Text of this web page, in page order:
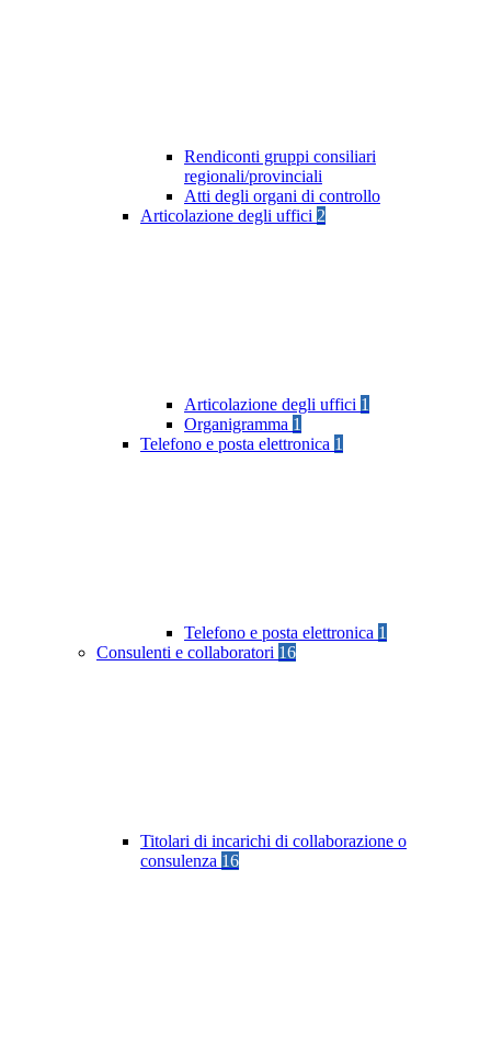
Rendiconti gruppi consiliari
regionali/provinciali
Atti degli organi di controllo
Articolazione degli uffici 2
Articolazione degli uffici 1
Organigramma 1
Telefono e posta elettronica 1
Telefono e posta elettronica 1
Consulenti e collaboratori 16
Titolari di incarichi di collaborazione o
consulenza 16